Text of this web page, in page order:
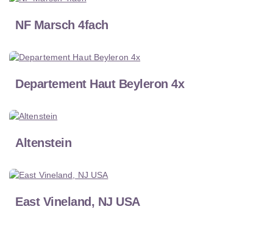
NF Marsch 4fach
Departement Haut Beyleron 4x
Altenstein
East Vineland, NJ USA